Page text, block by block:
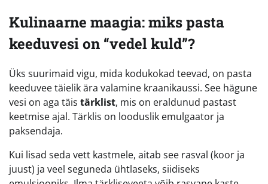
Kulinaarne maagia: miks pasta
keeduvesi on “vedel kuld”?
Üks suurimaid vigu, mida kodukokad teevad, on pasta
keeduvee täielik ära valamine kraanikaussi. See hägune
vesi on aga täis tärklist, mis on eraldunud pastast
keetmise ajal. Tärklis on looduslik emulgaator ja
paksendaja.
Kui lisad seda vett kastmele, aitab see rasval (koor ja
juust) ja veel seguneda ühtlaseks, siidiseks